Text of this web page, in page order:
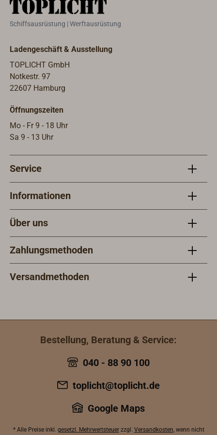
ikonischen Yachten und seinem
luxuriöse Erzählung umfasst das
von 1872 bis 1947 und erstreckt sich
über 510 Seiten, illustriert mit über
700 zeitgenössischen Fotografien
und Zeichnungen. Das Buch entführt
der luxuriösen Yachten und
komplizierten Designs und enthüllt
die unvergleichliche Handwerkskunst
Mylne.Ganz gleich, ob Sie sich als
Luxusyachten interessieren oder
sich für maritimes Design
eindringliches und aufschlussreiches
Erlebnis, das das zeitlose Genie von
Alfred Mylne feiert.510 Seiten. Über
700 zeitgenössische Fotografien und
Zeichnungen. Format 27 x 29,5 x 4,5
Schiffsausrüstung | Werftausrüstung
Ladengeschäft & Ausstellung
TOPLICHT GmbH
Notkestr. 97
22607 Hamburg
Öffnungszeiten
Mo - Fr 9 - 18 Uhr
Sa 9 - 13 Uhr
Service
Informationen
Über uns
Zahlungsmethoden
Versandmethoden
Bestellung, Beratung & Service:
040 - 88 90 100
toplicht@toplicht.de
Google Maps
* Alle Preise inkl. gesetzl. Mehrwertsteuerzzgl. Versandkosten, wenn nicht